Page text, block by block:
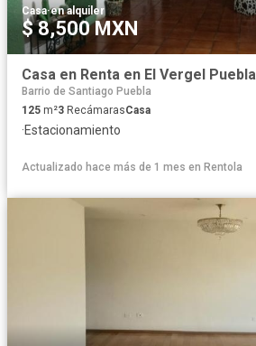
Casa·en alquiler
$ 8,500 MXN
Casa en Renta en El Vergel Puebla
Barrio de Santiago Puebla
125 m²3 RecámarasCasa
·Estacionamiento
Actualizado hace más de 1 mes en Rentola